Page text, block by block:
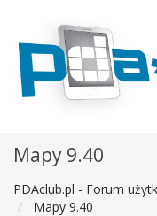
Mapy 9.40
PDAclub.pl - Forum
Mapy 9.40